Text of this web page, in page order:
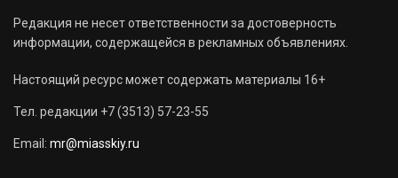
Редакция не несет ответственности за достоверность
информации, содержащейся в рекламных объявлениях.
Настоящий ресурс может содержать материалы 16+
Тел. редакции +7 (3513) 57-23-55
Email: mr@miasskiy.ru